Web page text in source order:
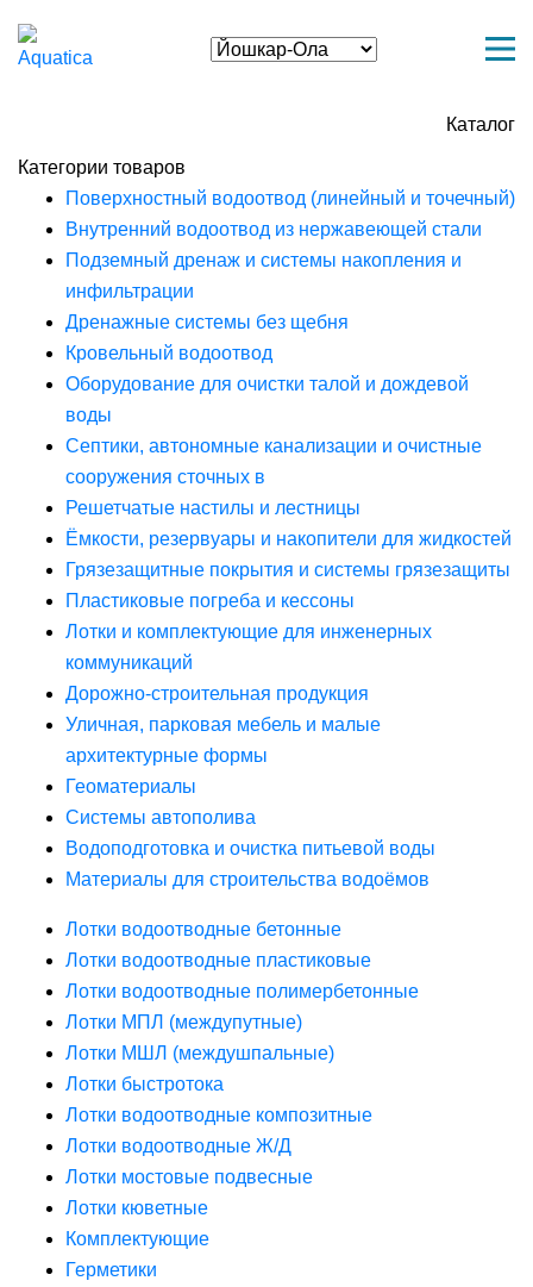
Каталог
Категории товаров
Поверхностный водоотвод (линейный и точечный)
Внутренний водоотвод из нержавеющей стали
Подземный дренаж и системы накопления и
инфильтрации
Дренажные системы без щебня
Кровельный водоотвод
Оборудование для очистки талой и дождевой
воды
Септики, автономные канализации и очистные
сооружения сточных в
Решетчатые настилы и лестницы
Ёмкости, резервуары и накопители для жидкостей
Грязезащитные покрытия и системы грязезащиты
Пластиковые погреба и кессоны
Лотки и комплектующие для инженерных
коммуникаций
Дорожно-строительная продукция
Уличная, парковая мебель и малые
архитектурные формы
Геоматериалы
Системы автополива
Водоподготовка и очистка питьевой воды
Материалы для строительства водоёмов
Лотки водоотводные бетонные
Лотки водоотводные пластиковые
Лотки водоотводные полимербетонные
Лотки МПЛ (междупутные)
Лотки МШЛ (междушпальные)
Лотки быстротока
Лотки водоотводные композитные
Лотки водоотводные Ж/Д
Лотки мостовые подвесные
Лотки кюветные
Комплектующие
Герметики